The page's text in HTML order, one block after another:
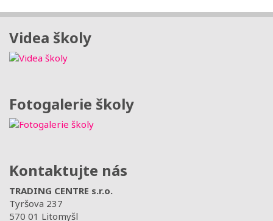
Videa školy
Fotogalerie školy
Kontaktujte nás
TRADING CENTRE s.r.o.
Tyršova 237
570 01 Litomyšl